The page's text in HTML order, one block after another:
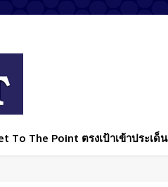
To The Point ตรงเป้าเข้าประเด็น